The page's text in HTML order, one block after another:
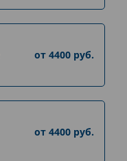
от 4400 руб.
от 4400 руб.